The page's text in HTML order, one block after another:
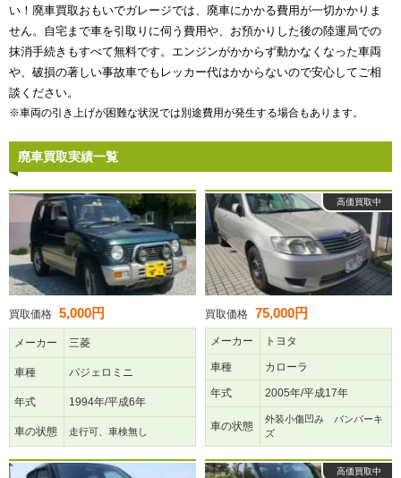
い！廃車買取おもいでガレージでは、廃車にかかる費用が一切かかりま
せん。自宅まで車を引取りに伺う費用や、お預かりした後の陸運局での
抹消手続きもすべて無料です。エンジンがかからず動かなくなった車両
や、破損の著しい事故車でもレッカー代はかからないので安心してご相
談ください。
※車両の引き上げが困難な状況では別途費用が発生する場合もあります。
廃車買取実績一覧
買取価格 5,000円
メーカー 三菱
車種 パジェロミニ
年式 1994年/平成6年
車の状態 走行可、車検無し
高価買取中
買取価格 75,000円
メーカー トヨタ
車種 カローラ
年式 2005年/平成17年
車の状態
外装小傷凹み バンパーキ
ズ
高価買取中